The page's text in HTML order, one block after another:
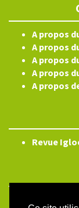
A propos
A propos
A propos
A propos
A propos
Revue